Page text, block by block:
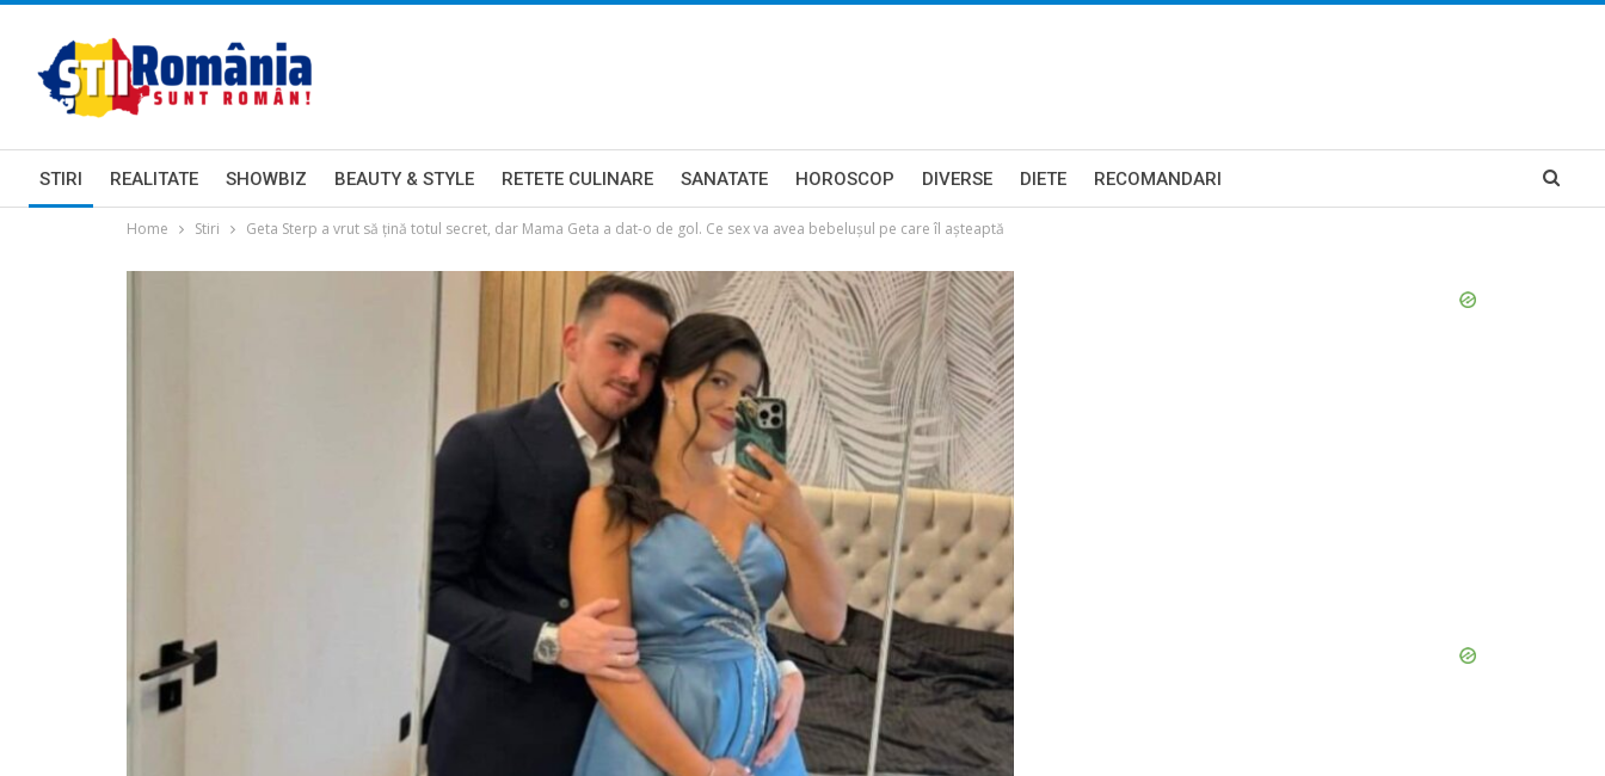
STIRI REALITATE SHOWBIZ BEAUTY & STYLE RETETE CULINARE SANATATE HOROSCOP DIVERSE DIETE RECOMANDARI
Home Stiri Geta Sterp a vrut să țină totul secret, dar Mama Geta a dat-o de gol. Ce sex va avea bebelușul pe care îl așteaptă